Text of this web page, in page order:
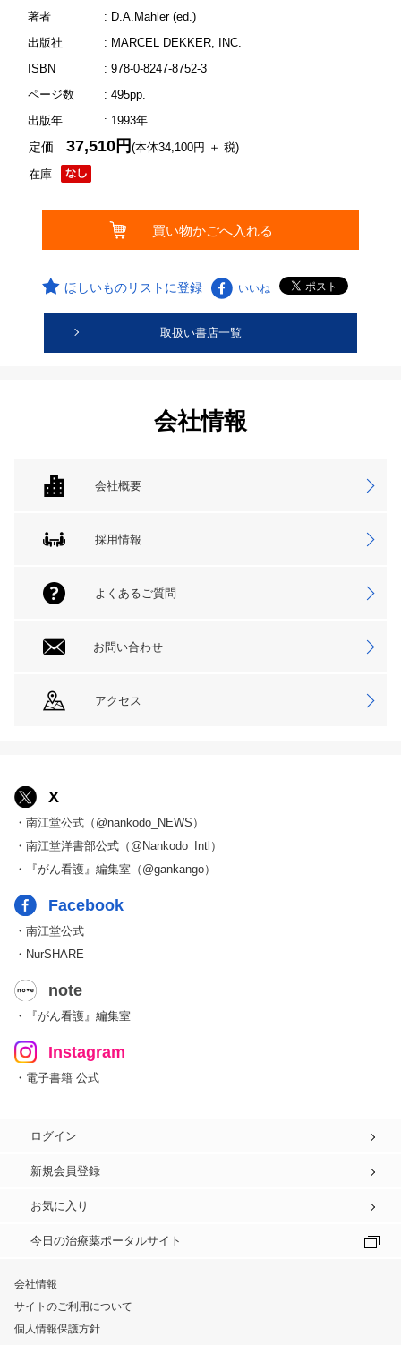
著者
: D.A.Mahler (ed.)
出版社
: MARCEL DEKKER, INC.
ISBN
: 978-0-8247-8752-3
ページ数
: 495pp.
出版年
: 1993年
在庫
定価37,510円(本体34,100円 ＋ 税)
ほしいものリストに登録 いいね
取扱い書店一覧
会社情報
会社概要
採用情報
よくあるご質問
お問い合わせ
アクセス
X
・南江堂公式（@nankodo_NEWS）
・南江堂洋書部公式（@Nankodo_Intl）
・『がん看護』編集室（@gankango）
Facebook
・南江堂公式
・NurSHARE
note
・『がん看護』編集室
Instagram
・電子書籍 公式
ログイン
新規会員登録
お気に入り
今日の治療薬ポータルサイト
会社情報
サイトのご利用について
個人情報保護方針